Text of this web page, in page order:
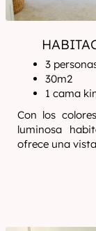
3
30m2
1 cama
Con los
luminosa
ofrece una